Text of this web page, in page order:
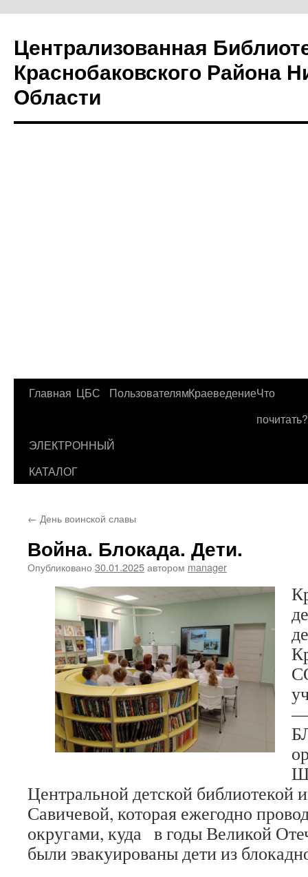
Централизованная
Краснобаковского Района
Области
Перейти
содержимому
Главная ЦБС ПользователямКраеведениеЧто
почитать?
ЭЛЕКТРОННЫЙ
КАТАЛОГ
← День воинской славы
Война. Блокада. Дети.
Опубликовано 30.01.2025автором manager
—
Центральной детской библиотекой
Савичевой, которая ежегодно
округами, куда в годы Великой
были эвакуированы дети из